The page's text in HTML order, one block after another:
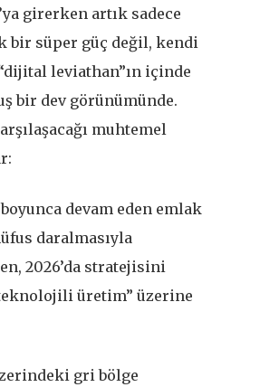
girerken artık sadece
bir süper güç değil, kendi
leviathan”ın içinde
bir dev görünümünde.
muhtemel
devam eden emlak
daralmasıyla
2026’da stratejisini
üretim” üzerine
gri bölge